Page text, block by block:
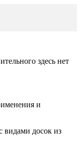
здесь нет
и
видами досок из